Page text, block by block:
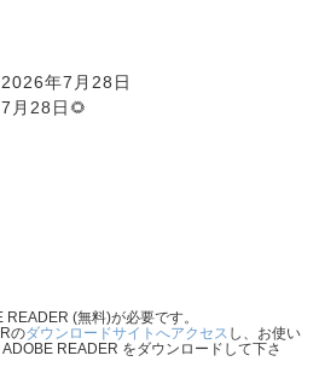
2026年7月28日
7月28日🌻
(無料)が必要です。
のダウンロードサイトへアクセス し、お使い
READER をダウンロードして下さ